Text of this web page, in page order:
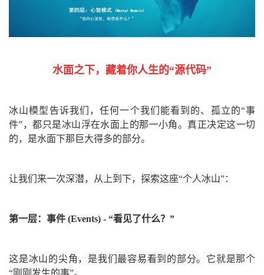
水面之下，藏着你人生的“源代码”
冰山模型告诉我们，任何一个我们能看到的、孤立的“事
件”，都只是冰山浮在水面上的那一小角。真正决定这一切
的，是水面下那巨大得多的部分。
让我们来一次深潜，从上到下，探索这座“个人冰山”：
第一层：事件 (Events) - “看见了什么？”
这是冰山的尖角，是我们最容易看到的部分。它就是那个
“刚刚发生的事”。